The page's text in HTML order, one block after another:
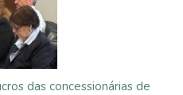
das concessionárias de